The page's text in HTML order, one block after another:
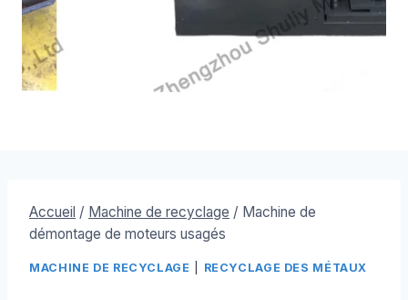
Accueil / Machine de recyclage / Machine de
démontage de moteurs usagés
MACHINE DE RECYCLAGE RECYCLAGE DES MÉTAUX